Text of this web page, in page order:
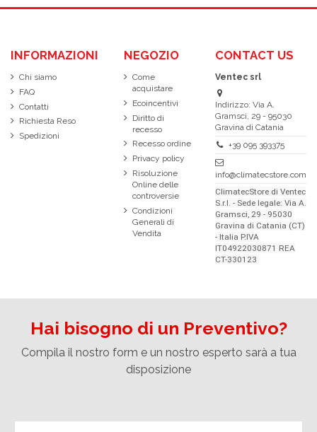
INFORMAZIONI
Chi siamo
FAQ
Contatti
Richiesta Reso
Spedizioni
NEGOZIO
Come
acquistare
Ecoincentivi
Diritto di
recesso
Recesso ordine
Privacy policy
Risoluzione
Online delle
controversie
Condizioni
Generali di
Vendita
CONTACT US
Ventec srl
Indirizzo: Via A.
Gramsci, 29 - 95030
Gravina di Catania
+39 095 393375
info@climatecstore.com
ClimatecStore di Ventec
S.r.l. - Sede legale: Via A.
Gramsci, 29 - 95030
Gravina di Catania (CT)
- Italia P.IVA
IT04922030871 REA
CT-330123
Hai bisogno di un Preventivo?
Compila il nostro form e un nostro esperto sarà a tua
disposizione